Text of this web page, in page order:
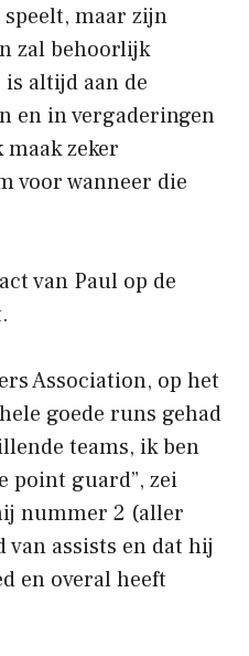
maar zijn
zal behoorlijk
altijd aan de
en in vergaderingen
zeker
voor wanneer die
van Paul op de
Association, op het
goede runs gehad
teams, ik ben
point guard”, zei
nummer 2 (aller
assists en dat hij
en overal heeft